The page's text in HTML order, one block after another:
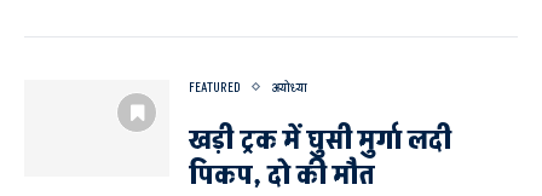
FEATURED अयोध्या
खड़ी ट्रक में घुसी मुर्गा लदी
पिकप, दो की मौत